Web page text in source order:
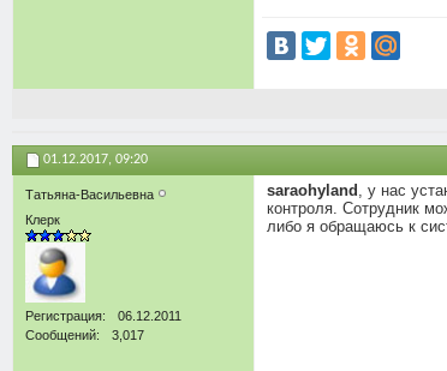
01.12.2017, 09:20
Татьяна-Васильевна
Клерк
Регистрация
06.12.2011
Сообщений
3,017
saraohyland , у нас
контроля. Сотрудник
либо я обращаюсь к